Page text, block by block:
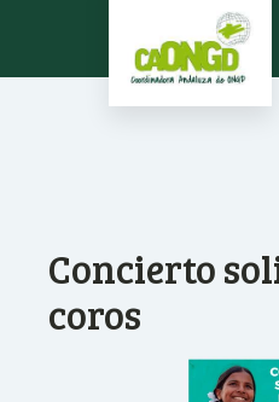
Concierto
coros